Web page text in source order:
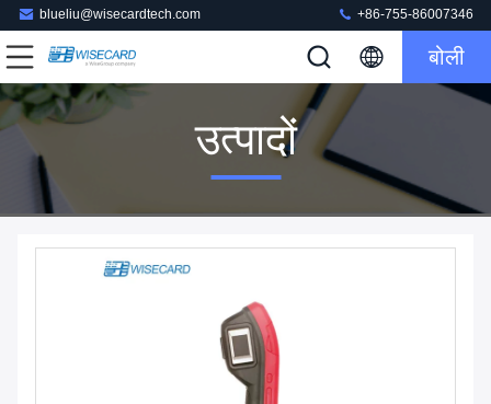
blueliu@wisecardtech.com +86-755-86007346
बोली
उत्पादों